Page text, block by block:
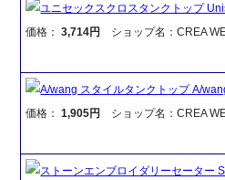
ユニセックスクロスタンクトップ
価格：3,714円 ショップ名：CREA
A/wang スタイルタンクトップ A/
価格：1,905円 ショップ名：CREA
ストーンエンブロイダリーセーター